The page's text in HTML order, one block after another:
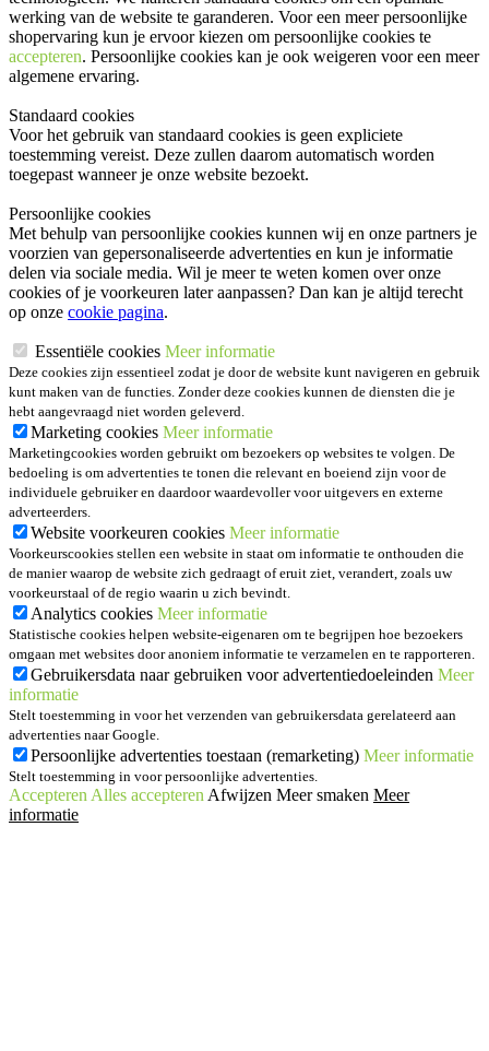
werking van de website te garanderen. Voor een meer persoonlijke
shopervaring kun je ervoor kiezen om persoonlijke cookies te
accepteren. Persoonlijke cookies kan je ook weigeren voor een meer
algemene ervaring.
Standaard cookies
Voor het gebruik van standaard cookies is geen expliciete
toestemming vereist. Deze zullen daarom automatisch worden
toegepast wanneer je onze website bezoekt.
Persoonlijke cookies
Met behulp van persoonlijke cookies kunnen wij en onze partners je
voorzien van gepersonaliseerde advertenties en kun je informatie
delen via sociale media. Wil je meer te weten komen over onze
cookies of je voorkeuren later aanpassen? Dan kan je altijd terecht
op onze cookie pagina.
Essentiële cookies Meer informatie
Deze cookies zijn essentieel zodat je door de website kunt navigeren en gebruik
kunt maken van de functies. Zonder deze cookies kunnen de diensten die je
hebt aangevraagd niet worden geleverd.
Marketing cookies Meer informatie
Marketingcookies worden gebruikt om bezoekers op websites te volgen. De
bedoeling is om advertenties te tonen die relevant en boeiend zijn voor de
individuele gebruiker en daardoor waardevoller voor uitgevers en externe
adverteerders.
Website voorkeuren cookies Meer informatie
Voorkeurscookies stellen een website in staat om informatie te onthouden die
de manier waarop de website zich gedraagt of eruit ziet, verandert, zoals uw
voorkeurstaal of de regio waarin u zich bevindt.
Analytics cookies Meer informatie
Statistische cookies helpen website-eigenaren om te begrijpen hoe bezoekers
omgaan met websites door anoniem informatie te verzamelen en te rapporteren.
Gebruikersdata naar gebruiken voor advertentiedoeleinden Meer
informatie
Stelt toestemming in voor het verzenden van gebruikersdata gerelateerd aan
advertenties naar Google.
Persoonlijke advertenties toestaan (remarketing) Meer informatie
Stelt toestemming in voor persoonlijke advertenties.
Accepteren Alles accepteren Afwijzen Meer smaken Meer
informatie